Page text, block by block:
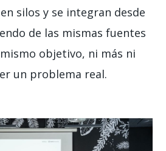
silos y se integran desde
de las mismas fuentes
objetivo, ni más ni
un problema real.